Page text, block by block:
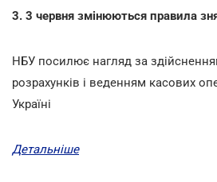
3. 3 червня змінюються правила
НБУ посилює нагляд за
розрахунків і веденням касових
Україні
Детальніше